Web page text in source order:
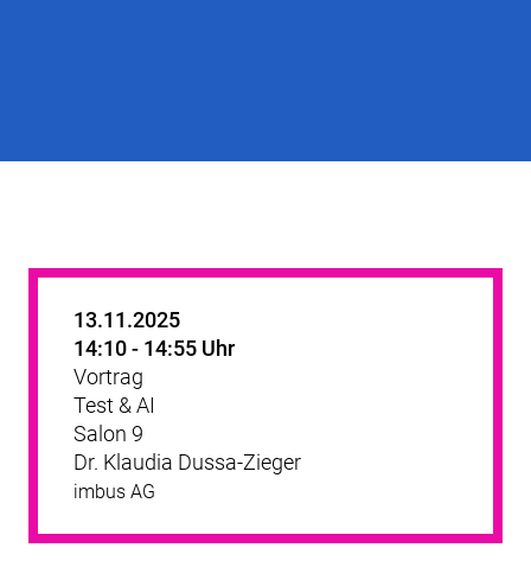
13.11.2025
14:10 - 14:55 Uhr
Vortrag
Test & AI
Salon 9
Dr. Klaudia Dussa-Zieger
imbus AG